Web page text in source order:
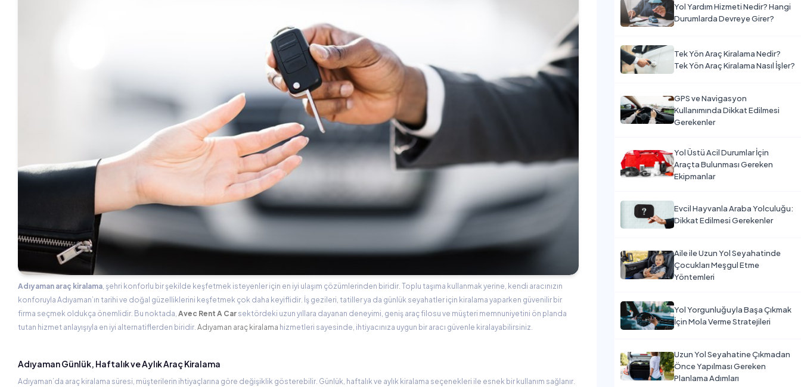
Adıyaman araç kiralama, şehri konforlu bir şekilde keşfetmek isteyenler için en iyi ulaşım çözümlerinden biridir. Toplu taşıma kullanmak yerine, kendi aracınızın
konforuyla Adıyaman’ın tarihi ve doğal güzelliklerini keşfetmek çok daha keyiflidir. İş gezileri, tatiller ya da günlük seyahatler için kiralama yaparken güvenilir bir
firma seçmek oldukça önemlidir. Bu noktada, Avec Rent A Car sektördeki uzun yıllara dayanan deneyimi, geniş araç filosu ve müşteri memnuniyetini ön planda
tutan hizmet anlayışıyla en iyi alternatiflerden biridir. Adıyaman araç kiralama hizmetleri sayesinde, ihtiyacınıza uygun bir aracı güvenle kiralayabilirsiniz.
Adıyaman Günlük, Haftalık ve Aylık Araç Kiralama
Adıyaman’da araç kiralama süresi, müşterilerin ihtiyaçlarına göre değişiklik gösterebilir. Günlük, haftalık ve aylık kiralama seçenekleri ile esnek bir kullanım sağlanır.
Yol Yardım Hizmeti Nedir? Hangi
Durumlarda Devreye Girer?
Tek Yön Araç Kiralama Nedir?
Tek Yön Araç Kiralama Nasıl İşler?
GPS ve Navigasyon
Kullanımında Dikkat Edilmesi
Gerekenler
Yol Üstü Acil Durumlar İçin
Araçta Bulunması Gereken
Ekipmanlar
Evcil Hayvanla Araba Yolculuğu:
Dikkat Edilmesi Gerekenler
Aile ile Uzun Yol Seyahatinde
Çocukları Meşgul Etme
Yöntemleri
Yol Yorgunluğuyla Başa Çıkmak
İçin Mola Verme Stratejileri
Uzun Yol Seyahatine Çıkmadan
Önce Yapılması Gereken
Planlama Adımları